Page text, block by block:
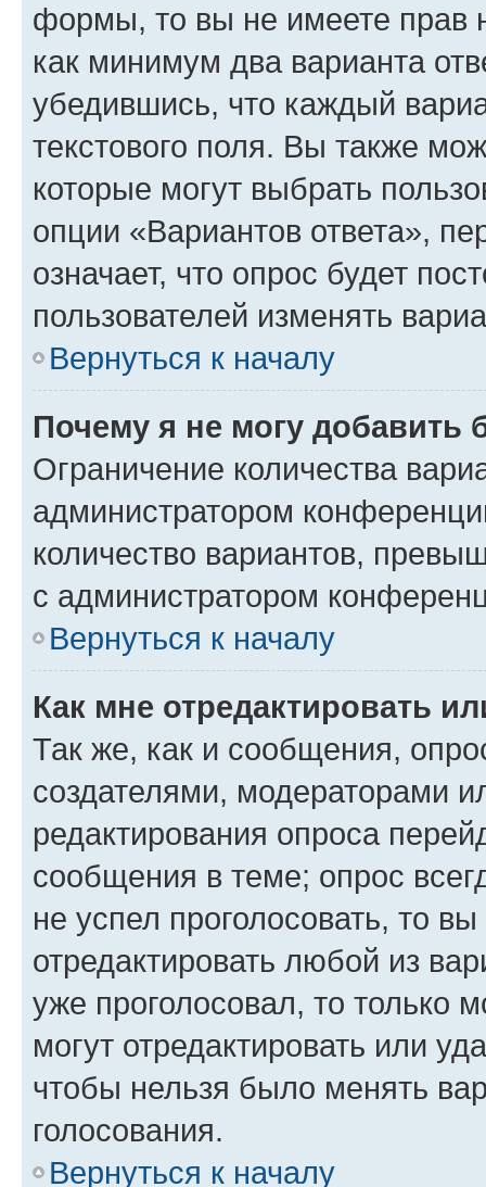
формы, то вы не имеете прав
как минимум два варианта
убедившись, что каждый
текстового поля. Вы также
которые могут выбрать
опции «Вариантов ответа»,
означает, что опрос будет
пользователей изменять
Вернуться к началу
Почему я не могу добавить
Ограничение количества
администратором
количество вариантов,
с администратором
Вернуться к началу
Как мне отредактировать
Так же, как и сообщения,
создателями, модераторами
редактирования опроса
сообщения в теме; опрос
не успел проголосовать, то
отредактировать любой из
уже проголосовал, то только
могут отредактировать или
чтобы нельзя было менять
голосования.
Вернуться к началу